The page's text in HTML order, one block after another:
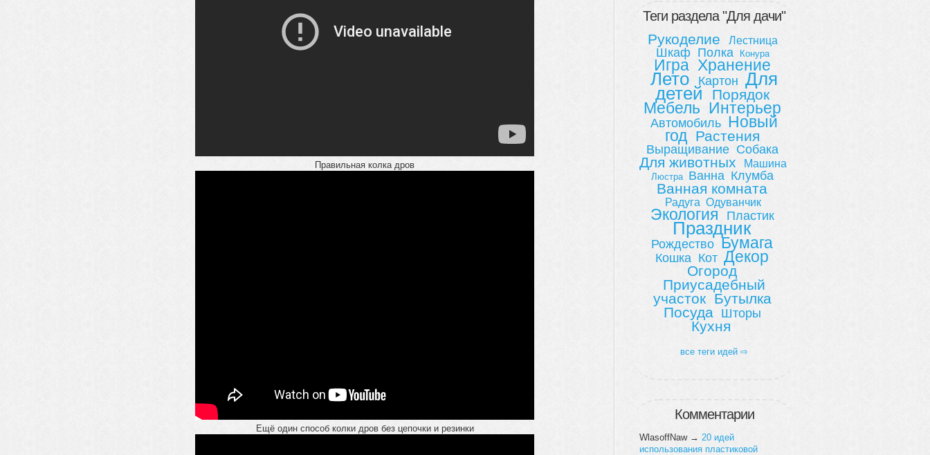
Правильная колка дров
Ещё один способ колки дров без цепочки и резинки
Теги раздела "Для дачи"
Рукоделие Лестница
Шкаф Полка Конура
Игра Хранение
Лето Картон Для
детей Порядок
Мебель Интерьер
Автомобиль Новый
год Растения
Выращивание Собака
Для животных Машина
Люстра Ванна Клумба
Ванная комната
Радуга Одуванчик
Экология Пластик
Праздник
Рождество Бумага
Кошка Кот Декор
Огород
Приусадебный
участок Бутылка
Посуда
Шторы
Кухня
все теги идей ⇨
Комментарии
WlasoffNaw→ 20 идей
использования пластиковой